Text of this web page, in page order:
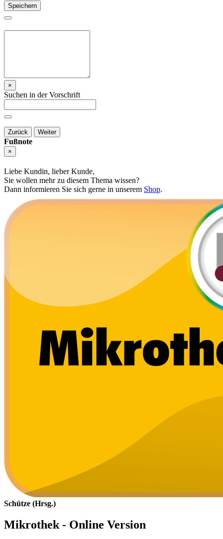
Speichern
×
Suchen in der Vorschrift
Zurück Weiter
Fußnote
×
Liebe Kundin, lieber Kunde,
Sie wollen mehr zu diesem Thema wissen?
Dann informieren Sie sich gerne in unserem Shop.
Schütze (Hrsg.)
Mikrothek - Online Version